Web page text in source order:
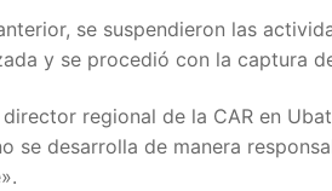
se suspendieron las
y se procedió con la captura
regional de la CAR en
se desarrolla de manera